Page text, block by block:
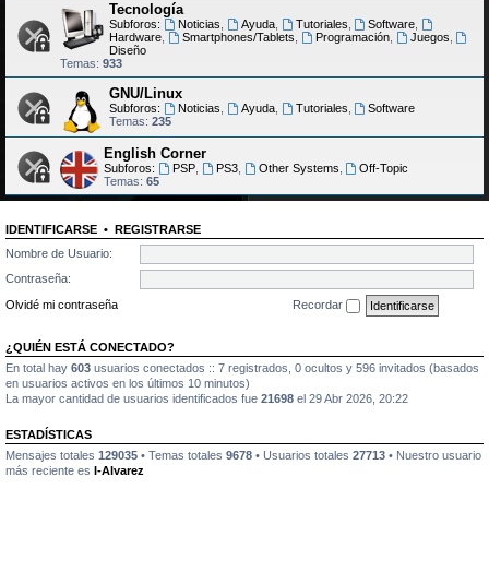
Tecnología
Subforos: Noticias Ayuda, Tutoriales Software
Hardware
Smartphones/Tablets Programación, Juegos
Diseño
Temas: 933
GNU/Linux
Subforos: Noticias Ayuda, Tutoriales
Software
Temas: 235
English Corner
Subforos: PSP, PS3, Other Systems
Off-Topic
Temas: 65
IDENTIFICARSE • REGISTRARSE
Nombre de Usuario:
Contraseña:
Olvidé mi contraseña
Recordar
¿QUIÉN ESTÁ CONECTADO?
En total hay 603 usuarios conectados :: 7 registrados, 0 ocultos y 596 invitados (basados
en usuarios activos en los últimos 10 minutos)
La mayor cantidad de usuarios identificados fue 21698 el 29 Abr 2026, 20:22
ESTADÍSTICAS
Mensajes totales 129035 • Temas totales 9678 • Usuarios totales 27713 • Nuestro usuario
más reciente es I-Alvarez